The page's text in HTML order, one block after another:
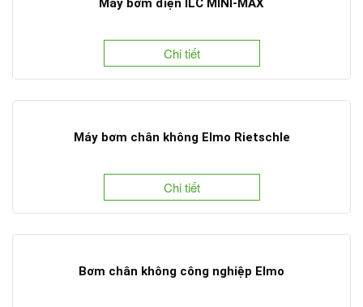
Máy bơm điện ILC MINI-MAX
Chi tiết
Máy bơm chân không Elmo Rietschle
Chi tiết
Bơm chân không công nghiệp Elmo